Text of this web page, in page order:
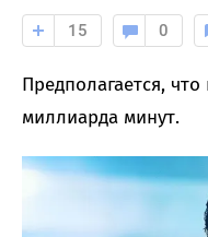
15 0
Предполагается,
миллиарда минут.